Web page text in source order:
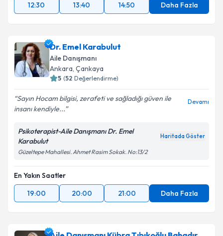
12:30
13:40 14:50 Daha Fazla
Dr. Emel Karabulut
Aile Danışmanı
Ankara, Çankaya
5 (52 Değerlendirme)
Sayın Hocam bilgisi, zerafeti ve sağladığı güven ile
insanı kendiyle...
Devamı
Psikoterapist-Aile Danışmanı Dr. Emel
Karabulut
Haritada Göster
Güzeltepe Mahallesi. Ahmet Rasim Sokak. No:13/2
En Yakın Saatler
19:00
20:00 21:00 Daha Fazla